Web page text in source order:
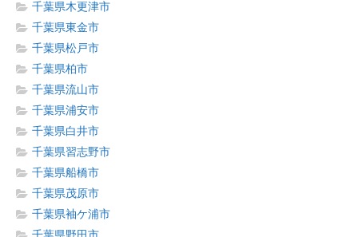
千葉県木更津市
千葉県東金市
千葉県松戸市
千葉県柏市
千葉県流山市
千葉県浦安市
千葉県白井市
千葉県習志野市
千葉県船橋市
千葉県茂原市
千葉県袖ケ浦市